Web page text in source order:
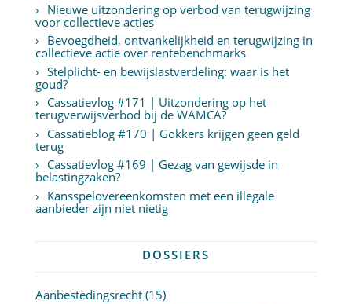
Nieuwe uitzondering op verbod van terugwijzing
voor collectieve acties
Bevoegdheid, ontvankelijkheid en terugwijzing in
collectieve actie over rentebenchmarks
Stelplicht- en bewijslastverdeling: waar is het
goud?
Cassatievlog #171 | Uitzondering op het
terugverwijsverbod bij de WAMCA?
Cassatieblog #170 | Gokkers krijgen geen geld
terug
Cassatievlog #169 | Gezag van gewijsde in
belastingzaken?
Kansspelovereenkomsten met een illegale
aanbieder zijn niet nietig
DOSSIERS
Aanbestedingsrecht(15)